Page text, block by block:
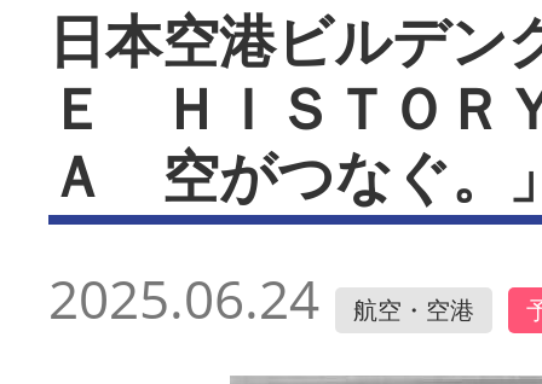
日本空港ビルデ
Ｅ ＨＩＳＴＯ
Ａ 空がつなぐ。
2025.06.24 航空・空港